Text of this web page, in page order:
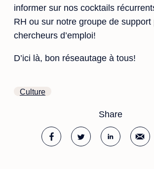
informer sur nos cocktails
RH ou sur notre groupe de support
chercheurs d’emploi!
D’ici là, bon réseautage à tous!
Culture